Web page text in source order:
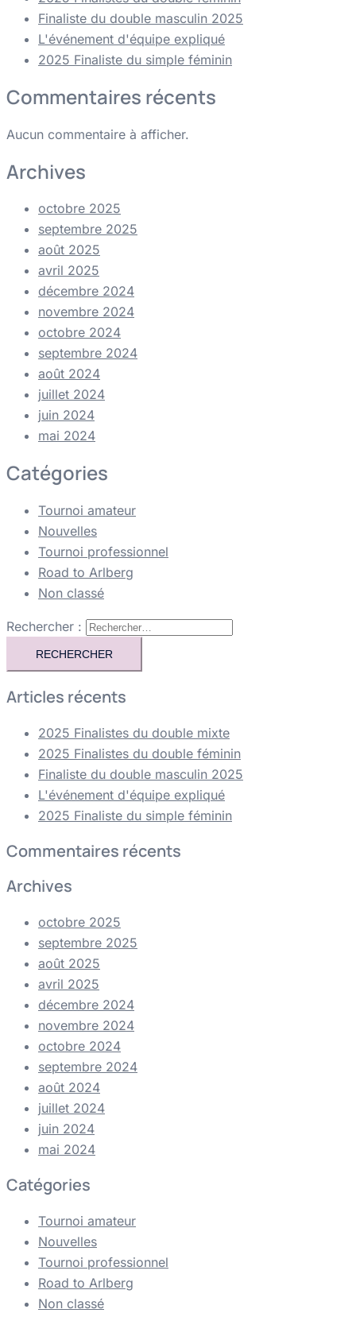
Finaliste du double masculin 2025
L'événement d'équipe expliqué
2025 Finaliste du simple féminin
Commentaires récents
Aucun commentaire à afficher.
Archives
octobre 2025
septembre 2025
août 2025
avril 2025
décembre 2024
novembre 2024
octobre 2024
septembre 2024
août 2024
juillet 2024
juin 2024
mai 2024
Catégories
Tournoi amateur
Nouvelles
Tournoi professionnel
Road to Arlberg
Non classé
Rechercher :
Articles récents
2025 Finalistes du double mixte
2025 Finalistes du double féminin
Finaliste du double masculin 2025
L'événement d'équipe expliqué
2025 Finaliste du simple féminin
Commentaires récents
Archives
octobre 2025
septembre 2025
août 2025
avril 2025
décembre 2024
novembre 2024
octobre 2024
septembre 2024
août 2024
juillet 2024
juin 2024
mai 2024
Catégories
Tournoi amateur
Nouvelles
Tournoi professionnel
Road to Arlberg
Non classé